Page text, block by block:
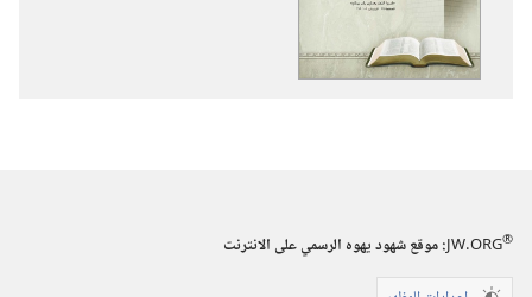
JW.ORG®
:‏ موقع شهود يهوه الرسمي على الانترنت